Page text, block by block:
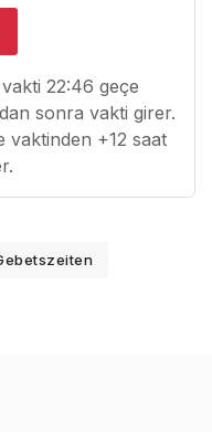
22:46 geçe
sonra vakti girer.
vaktinden +12 saat